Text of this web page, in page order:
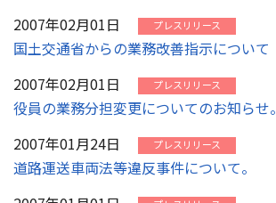
2007年02月01日
プレスリリース
国土交通省からの業務改善指示について
2007年02月01日
プレスリリース
役員の業務分担変更についてのお知らせ。
2007年01月24日
プレスリリース
道路運送車両法等違反事件について。